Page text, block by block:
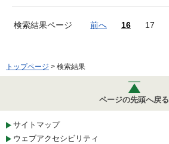
検索結果ページ 前へ 16 17
トップページ > 検索結果
ページの先頭へ戻る
サイトマップ
ウェブアクセシビリティ